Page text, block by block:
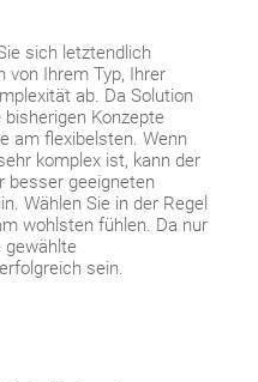
sich letztendlich
von Ihrem Typ, Ihrer
ab. Da Solution
Konzepte
am flexibelsten. Wenn
komplex ist, kann der
besser geeigneten
Wählen Sie in der Regel
wohlsten fühlen. Da nur
gewählte
sein.